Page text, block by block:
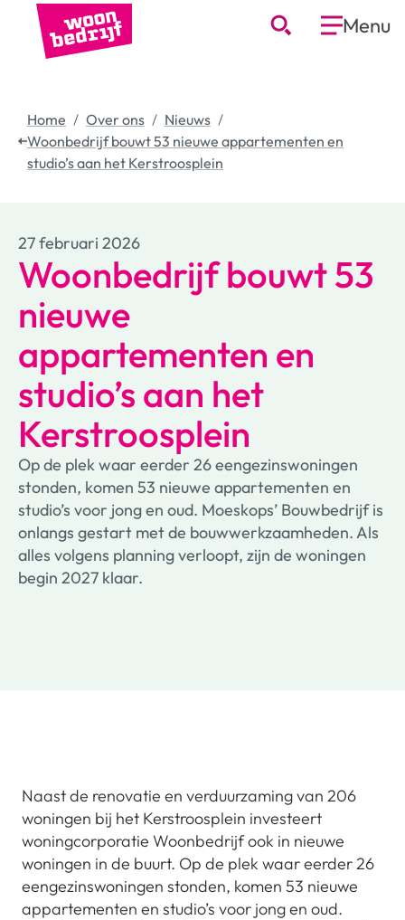
Menu
Home Over ons
Nieuws
Woonbedrijf bouwt 53 nieuwe appartementen en
studio’s aan het Kerstroosplein
27 februari 2026
Woonbedrijf bouwt 53
nieuwe
appartementen en
studio’s aan het
Kerstroosplein
Op de plek waar eerder 26 eengezinswoningen
stonden, komen 53 nieuwe appartementen en
studio’s voor jong en oud. Moeskops’ Bouwbedrijf is
onlangs gestart met de bouwwerkzaamheden. Als
alles volgens planning verloopt, zijn de woningen
begin 2027 klaar.
Naast de renovatie en verduurzaming van 206
woningen bij het Kerstroosplein investeert
woningcorporatie Woonbedrijf ook in nieuwe
woningen in de buurt. Op de plek waar eerder 26
eengezinswoningen stonden, komen 53 nieuwe
appartementen en studio’s voor jong en oud.